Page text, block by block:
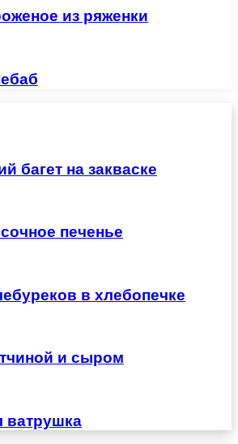
из ряженки
багет на закваске
печенье
в хлебопечке
и сыром
ватрушка